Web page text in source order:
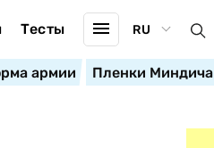
Тесты RU
армии Пленки Миндича